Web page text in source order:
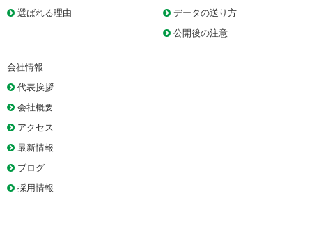
選ばれる理由
データの送り方
公開後の注意
会社情報
代表挨拶
会社概要
アクセス
最新情報
ブログ
採用情報